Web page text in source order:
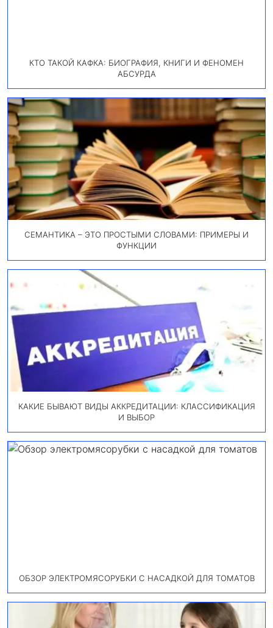
КТО ТАКОЙ КАФКА: БИОГРАФИЯ, КНИГИ И ФЕНОМЕН
АБСУРДА
СЕМАНТИКА – ЭТО ПРОСТЫМИ СЛОВАМИ: ПРИМЕРЫ И
ФУНКЦИИ
КАКИЕ БЫВАЮТ ВИДЫ АККРЕДИТАЦИИ: КЛАССИФИКАЦИЯ
И ВЫБОР
ОБЗОР ЭЛЕКТРОМЯСОРУБКИ С НАСАДКОЙ ДЛЯ ТОМАТОВ